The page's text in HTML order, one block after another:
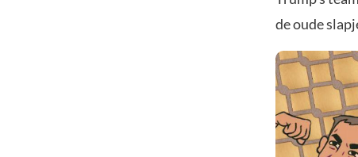
de oude